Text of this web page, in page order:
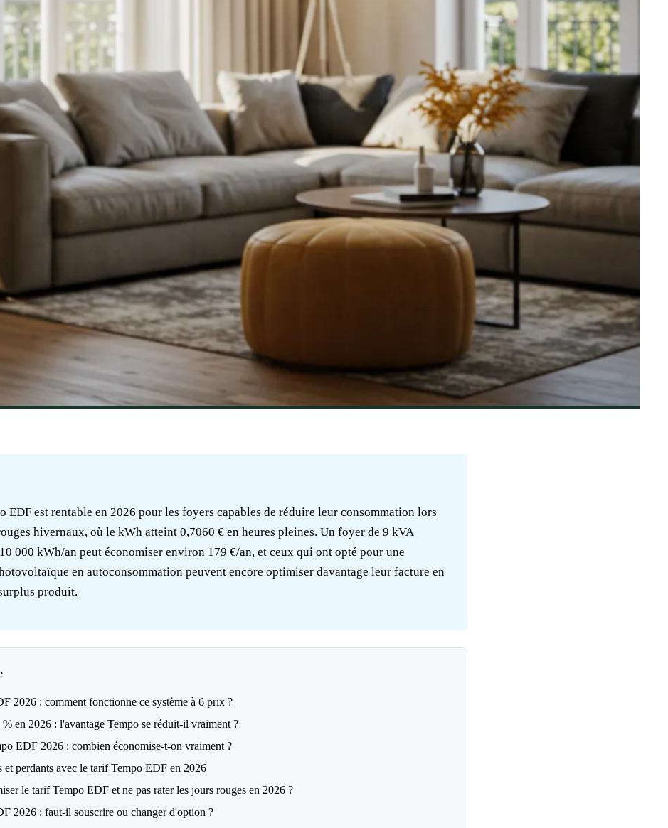
EDF est rentable en 2026 pour les foyers capables de réduire leur consommation lors
hivernaux, où le kWh atteint 0,7060 € en heures pleines. Un foyer de 9 kVA
000 kWh/an peut économiser environ 179 €/an, et ceux qui ont opté pour une
en autoconsommation peuvent encore optimiser davantage leur facture en
produit.
2026 : comment fonctionne ce système à 6 prix ?
% en 2026 : l'avantage Tempo se réduit-il vraiment ?
EDF 2026 : combien économise-t-on vraiment ?
et perdants avec le tarif Tempo EDF en 2026
le tarif Tempo EDF et ne pas rater les jours rouges en 2026 ?
2026 : faut-il souscrire ou changer d'option ?